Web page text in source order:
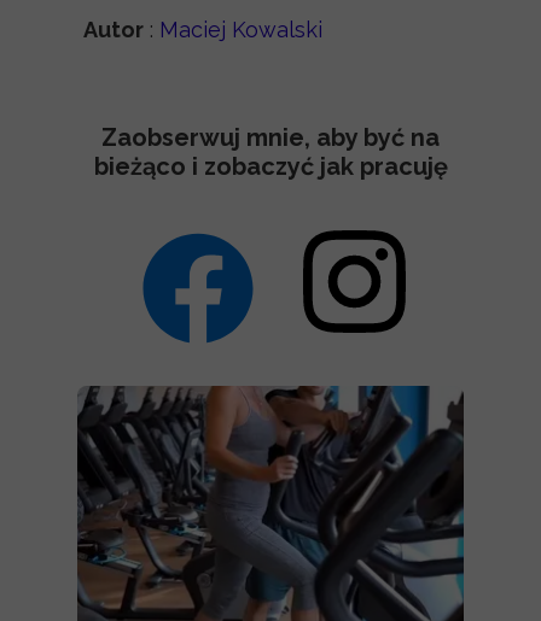
Zaobserwuj mnie, aby być na
bieżąco i zobaczyć jak pracuję
Autor : Maciej Kowalski